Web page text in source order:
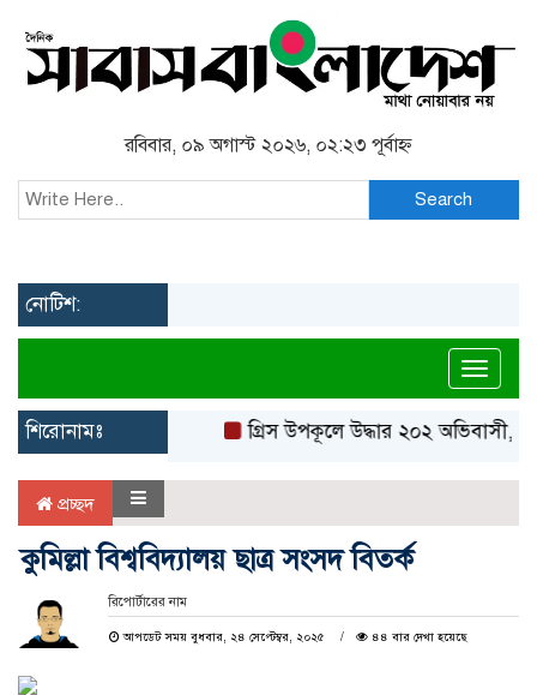
রবিবার, ০৯ অগাস্ট ২০২৬, ০২:২৩ পূর্বাহ্ন
Search
নোটিশ:
শিরোনামঃ গ্রিস উপকূলে উদ্ধার ২০২ অভিবাসী,
প্রচ্ছদ
কুমিল্লা বিশ্ববিদ্যালয় ছাত্র সংসদ বিতর্ক
রিপোর্টারের নাম
আপডেট সময় বুধবার, ২৪ সেপ্টেম্বর, ২০২৫ ৪৪ বার দেখা হয়েছে